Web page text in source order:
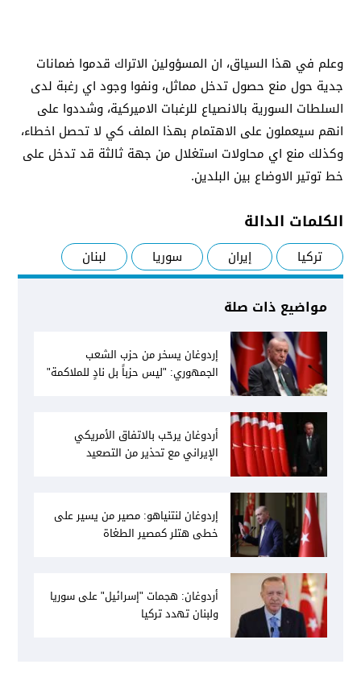
وعلم في هذا السياق، ان المسؤولين الاتراك قدموا ضمانات
جدية حول منع حصول تدخل مماثل، ونفوا وجود اي رغبة لدى
السلطات السورية بالانصياع للرغبات الاميركية، وشددوا على
انهم سيعملون على الاهتمام بهذا الملف كي لا تحصل اخطاء،
وكذلك منع اي محاولات استغلال من جهة ثالثة قد تدخل على
خط توتير الاوضاع بين البلدين.
الكلمات الدالة
تركيا إيران سوريا لبنان
مواضيع ذات صلة
إردوغان يسخر من حزب الشعب
الجمهوري: "ليس حزباً بل نادٍ للملاكمة"
أردوغان يرحّب بالاتفاق الأمريكي
الإيراني مع تحذير من التصعيد
إردوغان لنتنياهو: مصير من يسير على
خطى هتلر كمصير الطغاة
أردوغان: هجمات "إسرائيل" على سوريا
ولبنان تهدد تركيا